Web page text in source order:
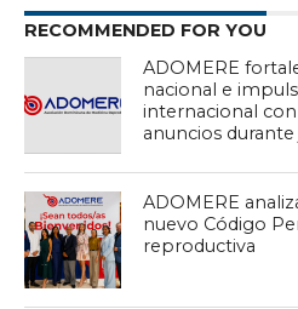
RECOMMENDED FOR YOU
ADOMERE
nacional e
internacional
anuncios
ADOMERE
nuevo Código
reproductiva